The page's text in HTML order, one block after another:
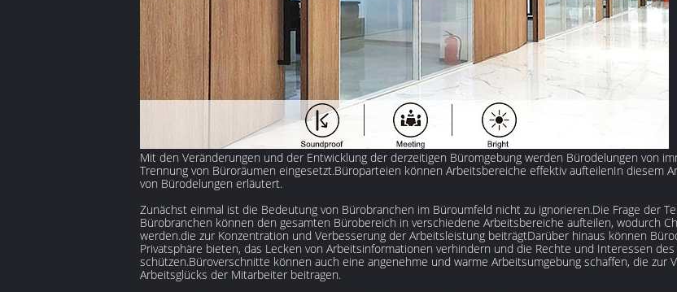
Mit den Veränderungen und der Entwicklung der derzeitigen Büromgebung werden Bürodelungen von
Trennung von Büroräumen eingesetzt.Büroparteien können Arbeitsbereiche effektiv aufteilenIn diesem
von Bürodelungen erläutert.
Zunächst einmal ist die Bedeutung von Bürobranchen im Büroumfeld nicht zu ignorieren.Die Frage der
Bürobranchen können den gesamten Bürobereich in verschiedene Arbeitsbereiche aufteilen, wodurch
werden.die zur Konzentration und Verbesserung der Arbeitsleistung beiträgtDarüber hinaus können
Privatsphäre bieten, das Lecken von Arbeitsinformationen verhindern und die Rechte und Interessen
schützen.Büroverschnitte können auch eine angenehme und warme Arbeitsumgebung schaffen, die zur
Arbeitsglücks der Mitarbeiter beitragen.